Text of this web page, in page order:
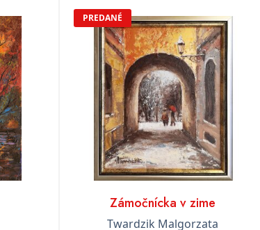
PREDANÉ
Zámočnícka v zime
Twardzik Malgorzata